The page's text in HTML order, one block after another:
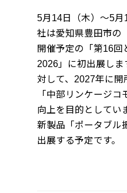
5月14日（木）～5
社は愛知県豊田市の
開催予定の「第16回
2026」に初出展しま
対して、2027年に
「中部リンケージ
向上を目的としてい
新製品「ポータブル
出展する予定です。